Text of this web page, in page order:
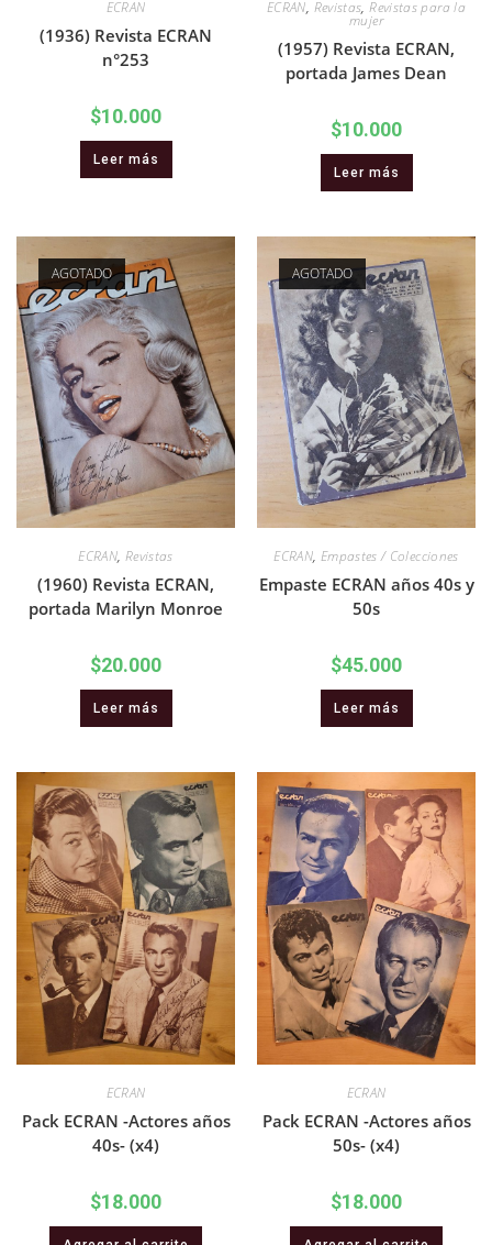
ECRAN
(1936) Revista ECRAN
n°253
$10.000
Leer más
ECRAN, Revistas,Revistas para la
mujer
(1957) Revista ECRAN,
portada James Dean
$10.000
Leer más
AGOTADO
ECRAN, Revistas
(1960) Revista ECRAN,
portada Marilyn Monroe
$20.000
Leer más
AGOTADO
ECRAN, Empastes / Colecciones
Empaste ECRAN años 40s y
50s
$45.000
Leer más
ECRAN
Pack ECRAN -Actores años
40s- (x4)
$18.000
ECRAN
Pack ECRAN -Actores años
50s- (x4)
$18.000